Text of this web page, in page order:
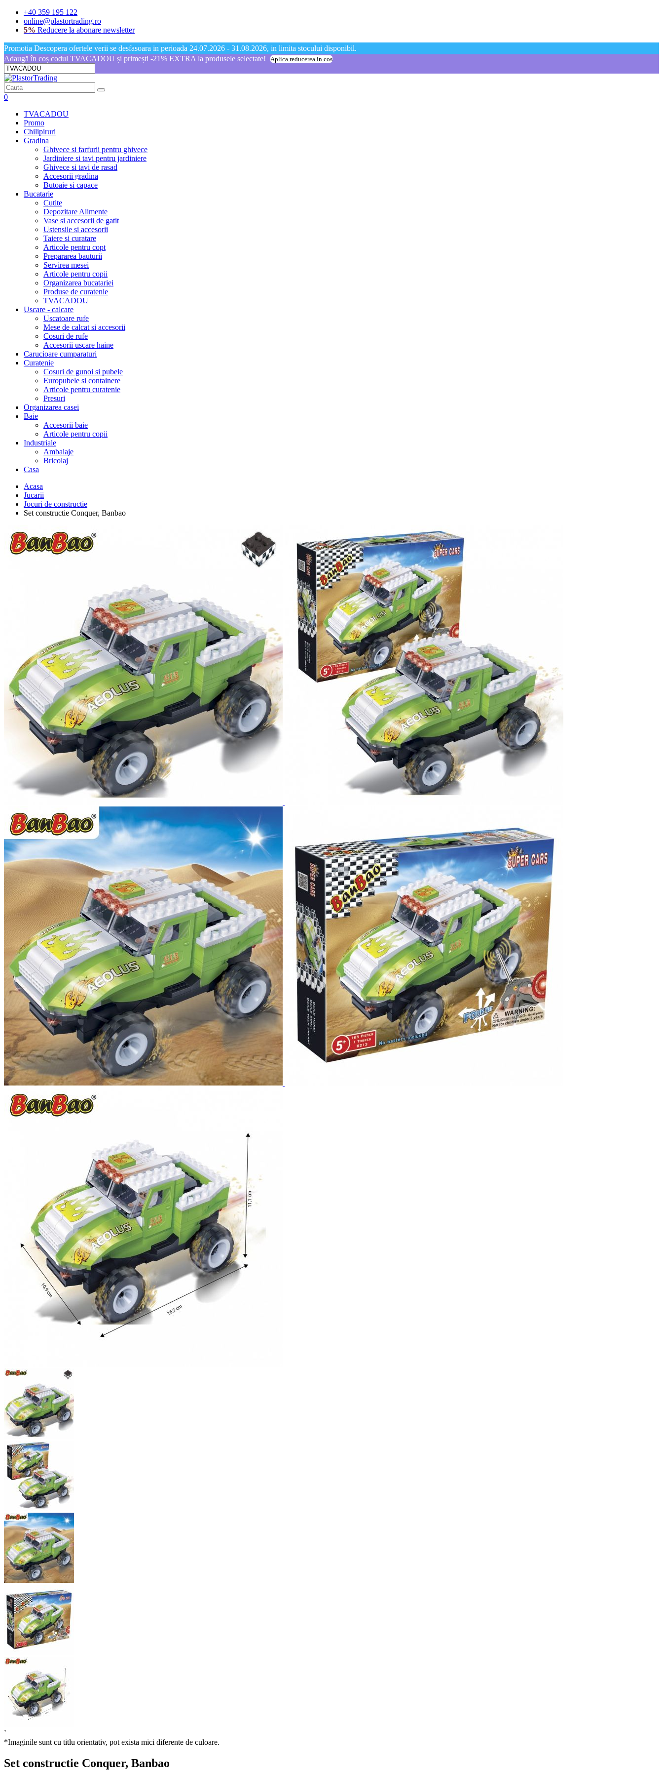
+40 359 195 122
online@plastortrading.ro
5% Reducere la abonare newsletter
Promotia Descopera ofertele verii se desfasoara in perioada 24.07.2026 - 31.08.2026, in limita stocului disponibil.
Adaugă în coș codul TVACADOU și primești -21% EXTRA la produsele selectate!
Aplica reducerea in cos
0
TVACADOU
Promo
Chilipiruri
Gradina
Ghivece si farfurii pentru ghivece
Jardiniere si tavi pentru jardiniere
Ghivece si tavi de rasad
Accesorii gradina
Butoaie si capace
Bucatarie
Cutite
Depozitare Alimente
Vase si accesorii de gatit
Ustensile si accesorii
Taiere si curatare
Articole pentru copt
Prepararea bauturii
Servirea mesei
Articole pentru copii
Organizarea bucatariei
Produse de curatenie
TVACADOU
Uscare - calcare
Uscatoare rufe
Mese de calcat si accesorii
Cosuri de rufe
Accesorii uscare haine
Carucioare cumparaturi
Curatenie
Cosuri de gunoi si pubele
Europubele si containere
Articole pentru curatenie
Presuri
Organizarea casei
Baie
Accesorii baie
Articole pentru copii
Industriale
Ambalaje
Bricolaj
Casa
Acasa
Jucarii
Jocuri de constructie
Set constructie Conquer, Banbao
`
*Imaginile sunt cu titlu orientativ, pot exista mici diferente de culoare.
Set constructie Conquer, Banbao